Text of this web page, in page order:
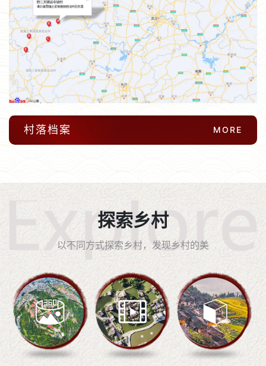
MORE
村落档案
探索乡村
以不同方式探索乡村，发现乡村的美